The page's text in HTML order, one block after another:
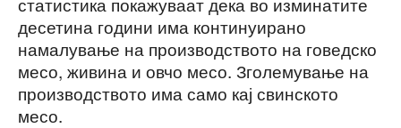
десетина години има континуирано
намалување на производството на говедско
месо, живина и овчо месо. Зголемување на
производството има само кај свинското
месо.